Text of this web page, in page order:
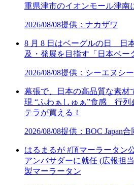
重県津市のイオンモール津南
2026/08/08提供：ナカザワ
8 月 8 日はベーグルの日 日
及・発展を目指す「日本ベー
2026/08/08提供：シーエヌシー
幕張で、日本の高品質な素材
現 “ふわぁしゅぁ”食感 行列
テラが買える！
2026/08/08提供：BOC Japan合
はるまるが #頂マーラータン
アンバサダーに就任 (広報担
製マーラータン